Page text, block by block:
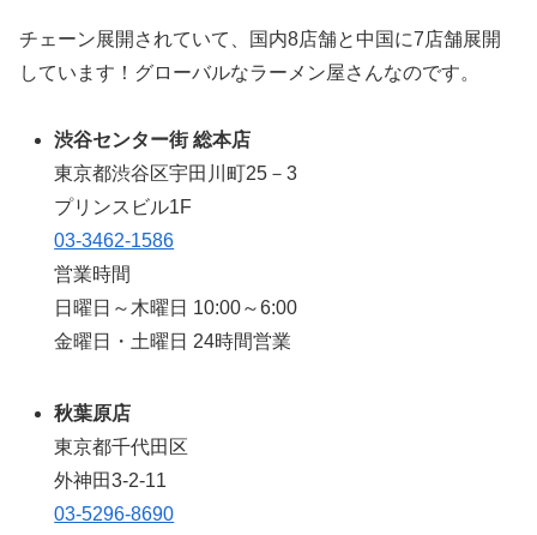
チェーン展開されていて、国内8店舗と中国に7店舗展開
しています！グローバルなラーメン屋さんなのです。
渋谷センター街 総本店
東京都渋谷区宇田川町25－3
プリンスビル1F
03-3462-1586
営業時間
日曜日～木曜日 10:00～6:00
金曜日・土曜日 24時間営業
秋葉原店
東京都千代田区
外神田3-2-11
03-5296-8690